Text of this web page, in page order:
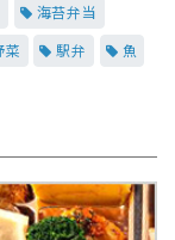
海苔弁当
菜 駅弁
魚